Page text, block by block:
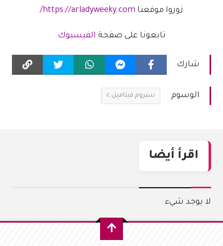
زوروا موقعنا https://arladyweeky.com/
تابعونا على صفحة الفيسبوك
شارك
الوسوم سيروم فيتامين c
اقرأ أيضا
لا يوجد شيء